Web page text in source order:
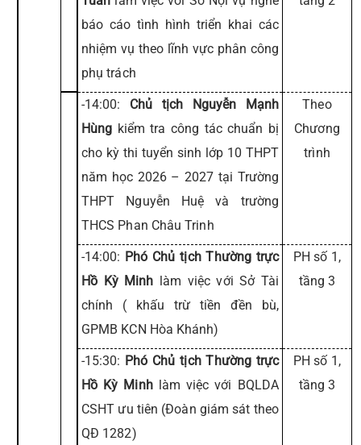
báo cáo tình hình triển khai các
nhiệm vụ theo lĩnh vực phân công
phụ trách
-14:00: Chủ tịch Nguyễn Mạnh
Hùng kiểm tra công tác chuẩn bị
cho kỳ thi tuyển sinh lớp 10 THPT
năm học 2026 – 2027 tại Trường
THPT Nguyễn Huệ và trường
THCS Phan Châu Trinh
Theo
Chương
trình
-14:00: Phó Chủ tịch Thường trực
Hồ Kỳ Minh làm việc với Sở Tài
chính ( khấu trừ tiền đền bù,
GPMB KCN Hòa Khánh)
PH số 1,
tầng 3
-15:30: Phó Chủ tịch Thường trực
Hồ Kỳ Minhlàm việc với BQLDA
CSHT ưu tiên (Đoàn giám sát theo
QĐ 1282)
PH số 1,
tầng 3